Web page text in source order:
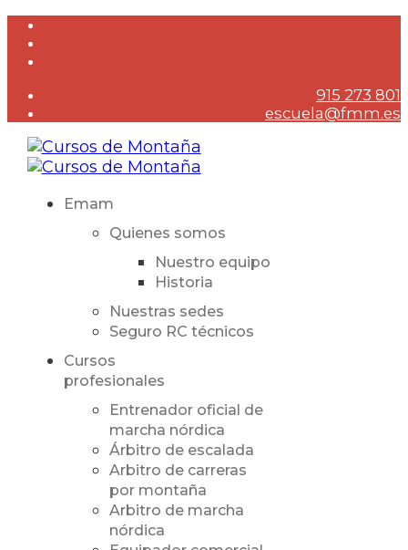
915 273 801
escuela@fmm.es
Emam
Quienes somos
Nuestro equipo
Historia
Nuestras sedes
Seguro RC técnicos
Cursos
profesionales
Entrenador oficial de
marcha nórdica
Árbitro de escalada
Arbitro de carreras
por montaña
Arbitro de marcha
nórdica